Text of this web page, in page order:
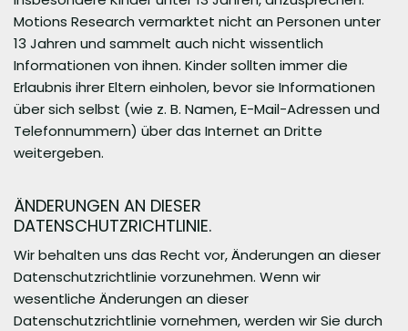
Motions Research vermarktet nicht an Personen unter
13 Jahren und sammelt auch nicht wissentlich
Informationen von ihnen. Kinder sollten immer die
Erlaubnis ihrer Eltern einholen, bevor sie Informationen
über sich selbst (wie z. B. Namen, E-Mail-Adressen und
Telefonnummern) über das Internet an Dritte
weitergeben.
ÄNDERUNGEN AN DIESER
DATENSCHUTZRICHTLINIE.
Wir behalten uns das Recht vor, Änderungen an dieser
Datenschutzrichtlinie vorzunehmen. Wenn wir
wesentliche Änderungen an dieser
Datenschutzrichtlinie vornehmen, werden wir Sie durch